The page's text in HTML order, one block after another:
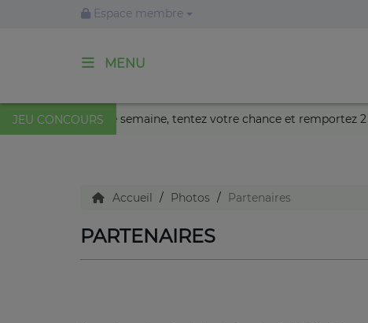
Espace membre
MENU
JEU CONCOURS
de Nice ! Cette semaine, tentez votre chance et
ACCUEIL
Accueil Photos Partenaires
PARTENAIRES